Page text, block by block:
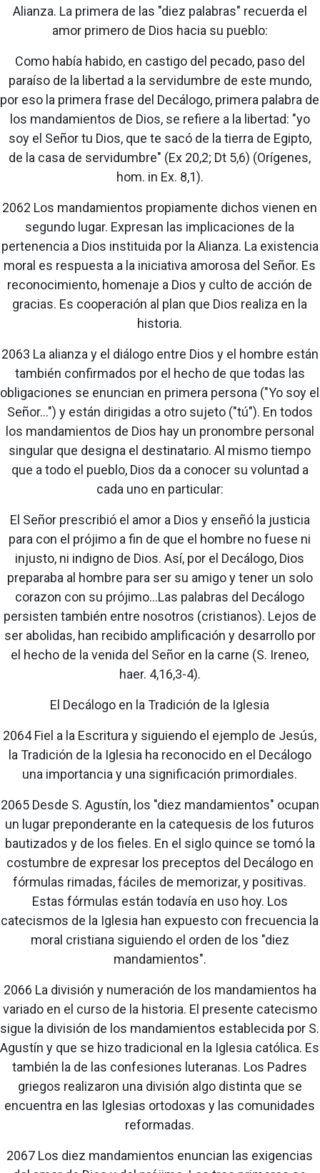
Alianza. La primera de las "diez palabras" recuerda el
amor primero de Dios hacia su pueblo:
Como había habido, en castigo del pecado, paso del
paraíso de la libertad a la servidumbre de este mundo,
por eso la primera frase del Decálogo, primera palabra de
los mandamientos de Dios, se refiere a la libertad: "yo
soy el Señor tu Dios, que te sacó de la tierra de Egipto,
de la casa de servidumbre" (Ex 20,2; Dt 5,6) (Orígenes,
hom. in Ex. 8,1).
2062 Los mandamientos propiamente dichos vienen en
segundo lugar. Expresan las implicaciones de la
pertenencia a Dios instituida por la Alianza. La existencia
moral es respuesta a la iniciativa amorosa del Señor. Es
reconocimiento, homenaje a Dios y culto de acción de
gracias. Es cooperación al plan que Dios realiza en la
historia.
2063 La alianza y el diálogo entre Dios y el hombre están
también confirmados por el hecho de que todas las
obligaciones se enuncian en primera persona ("Yo soy el
Señor...") y están dirigidas a otro sujeto ("tú"). En todos
los mandamientos de Dios hay un pronombre personal
singular que designa el destinatario. Al mismo tiempo
que a todo el pueblo, Dios da a conocer su voluntad a
cada uno en particular:
El Señor prescribió el amor a Dios y enseñó la justicia
para con el prójimo a fin de que el hombre no fuese ni
injusto, ni indigno de Dios. Así, por el Decálogo, Dios
preparaba al hombre para ser su amigo y tener un solo
corazon con su prójimo...Las palabras del Decálogo
persisten también entre nosotros (cristianos). Lejos de
ser abolidas, han recibido amplificación y desarrollo por
el hecho de la venida del Señor en la carne (S. Ireneo,
haer. 4,16,3-4).
El Decálogo en la Tradición de la Iglesia
2064 Fiel a la Escritura y siguiendo el ejemplo de Jesús,
la Tradición de la Iglesia ha reconocido en el Decálogo
una importancia y una significación primordiales.
2065 Desde S. Agustín, los "diez mandamientos" ocupan
un lugar preponderante en la catequesis de los futuros
bautizados y de los fieles. En el siglo quince se tomó la
costumbre de expresar los preceptos del Decálogo en
fórmulas rimadas, fáciles de memorizar, y positivas.
Estas fórmulas están todavía en uso hoy. Los
catecismos de la Iglesia han expuesto con frecuencia la
moral cristiana siguiendo el orden de los "diez
mandamientos".
2066 La división y numeración de los mandamientos ha
variado en el curso de la historia. El presente catecismo
sigue la división de los mandamientos establecida por S.
Agustín y que se hizo tradicional en la Iglesia católica. Es
también la de las confesiones luteranas. Los Padres
griegos realizaron una división algo distinta que se
encuentra en las Iglesias ortodoxas y las comunidades
reformadas.
2067 Los diez mandamientos enuncian las exigencias